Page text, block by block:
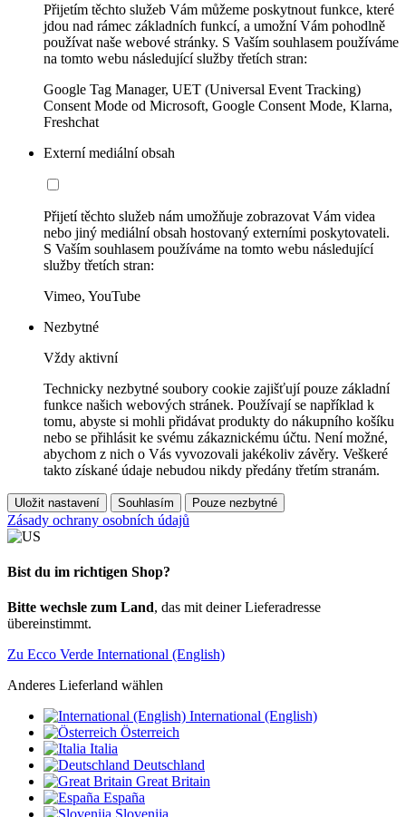
Přijetím těchto služeb Vám můžeme poskytnout funkce, které
jdou nad rámec základních funkcí, a umožní Vám pohodlně
používat naše webové stránky. S Vaším souhlasem používáme
na tomto webu následující služby třetích stran:
Google Tag Manager, UET (Universal Event Tracking)
Consent Mode od Microsoft, Google Consent Mode, Klarna,
Freshchat
Externí mediální obsah
Přijetí těchto služeb nám umožňuje zobrazovat Vám videa
nebo jiný mediální obsah hostovaný externími poskytovateli.
S Vaším souhlasem používáme na tomto webu následující
služby třetích stran:
Vimeo, YouTube
Nezbytné
Vždy aktivní
Technicky nezbytné soubory cookie zajišťují pouze základní
funkce našich webových stránek. Používají se například k
tomu, abyste si mohli přidávat produkty do nákupního košíku
nebo se přihlásit ke svému zákaznickému účtu. Není možné,
abychom z nich o Vás vyvozovali jakékoliv závěry. Veškeré
takto získané údaje nebudou nikdy předány třetím stranám.
Uložit nastavení Souhlasím Pouze nezbytné
Zásady ochrany osobních údajů
Bist du im richtigen Shop?
Bitte wechsle zum Land, das mit deiner Lieferadresse
übereinstimmt.
Zu Ecco Verde International (English)
Anderes Lieferland wählen
International (English)
Österreich
Italia
Deutschland
Great Britain
España